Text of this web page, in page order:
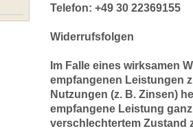
Telefon: +49 30 22369155
Widerrufsfolgen
Im Falle eines wirksamen
empfangenen Leistungen
Nutzungen (z. B. Zinsen)
empfangene Leistung
verschlechtertem Zustand